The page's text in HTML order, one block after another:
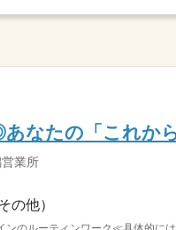
なたの「これか
業所
の他）